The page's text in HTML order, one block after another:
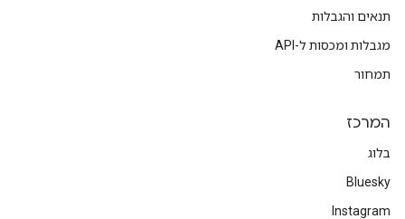
תנאים והגבלות
מגבלות ומכסות ל-API
תמחור
המרכז
בלוג
Bluesky
Instagram